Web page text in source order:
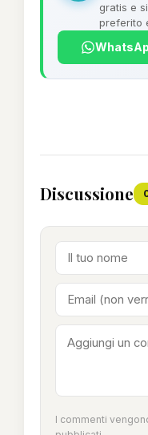
gratis e
preferito
Discussione
I commenti